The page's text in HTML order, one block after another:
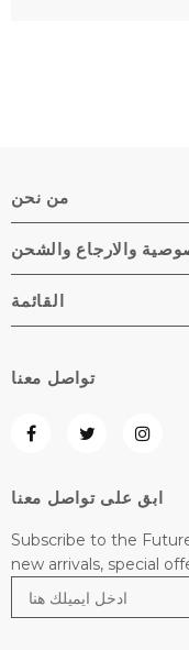
من نحن
والارجاع والشحن
القائمة
تواصل معنا
ابق على تواصل معنا
Subscribe to the
new arrivals, special